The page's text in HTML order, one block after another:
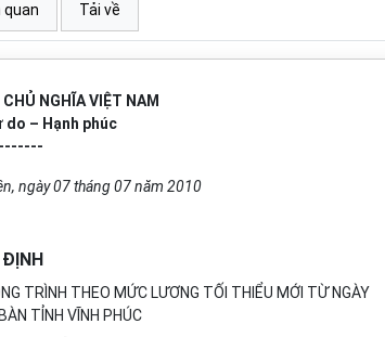
quan Tải về
NGHĨA VIỆT NAM
– Hạnh phúc
ngày 07 tháng 07 năm 2010
ĐỊNH
TRÌNH THEO MỨC LƯƠNG TỐI THIỂU MỚI TỪ NGÀY
TỈNH VĨNH PHÚC